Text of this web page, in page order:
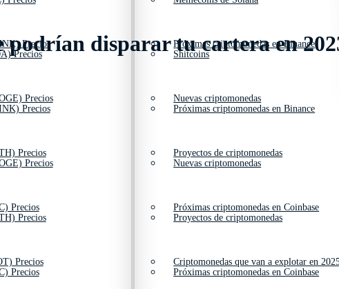
Precios
Precios
Precios
Precios
Precios
Próximas criptomonedas en Binance
Nuevas criptomonedas
Proyectos de criptomonedas
Próximas criptomonedas en Coinbase
Criptomonedas que van a explotar en
Precios
Precios
Precios
Precios
Precios
Shitcoins
Próximas criptomonedas en Binance
Nuevas criptomonedas
Proyectos de criptomonedas
Próximas criptomonedas en Coinbase
podrían disparar tu cartera en